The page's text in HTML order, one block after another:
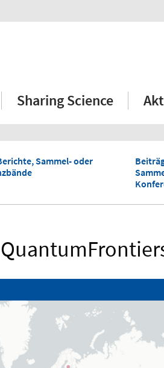
Sharing Science
Sammel- oder